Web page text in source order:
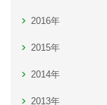
2016年
2015年
2014年
2013年